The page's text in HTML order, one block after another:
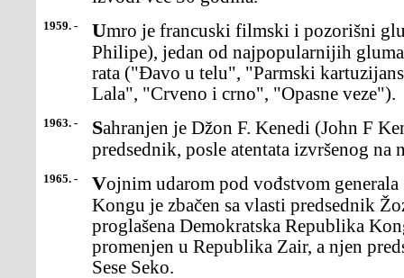
1959. - Umro je francuski filmski i pozorišni glumac Žerar Filip (Gerard
Philipe), jedan od najpopularnijih
rata ("Đavo u telu", "Parmski
Lala", "Crveno i crno", "Opasne veze").
1963. - Sahranjen je Džon F. Kenedi (John F Kennedy), bivši američki
predsednik, posle atentata izvršenog na
1965. - Vojnim udarom pod vođstvom generala Žozefa Mobutua (Joseph) u
Kongu je zbačen sa vlasti predsednik
proglašena Demokratska Republika
promenjen u Republika Zair, a njen
Sese Seko.